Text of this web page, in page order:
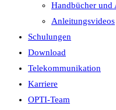
Handbücher und
Anleitungsvideos
Schulungen
Download
Telekommunikation
Karriere
OPTI-Team